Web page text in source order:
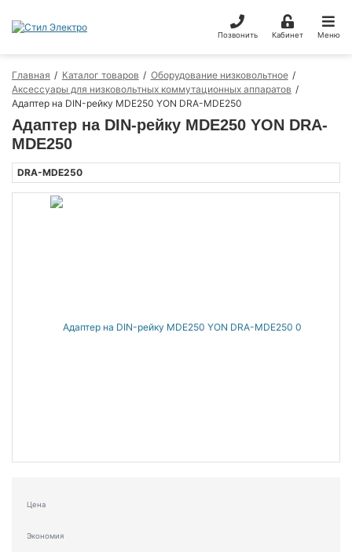
Позвонить Кабинет Меню
Главная Каталог товаров
Оборудование низковольтное
Аксессуары для низковольтных коммутационных аппаратов
Адаптер на DIN-рейку MDE250 YON DRA-MDE250
Адаптер на DIN-рейку MDE250 YON DRA-
MDE250
DRA-MDE250
Цена
Экономия